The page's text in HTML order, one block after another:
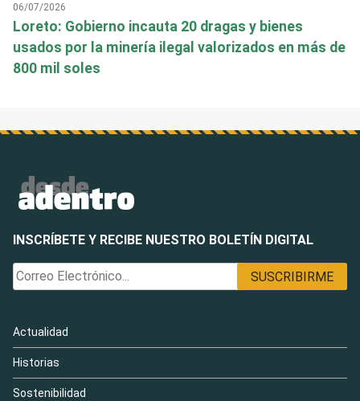
06/07/2026
Loreto: Gobierno incauta 20 dragas y bienes
usados por la minería ilegal valorizados en más de
800 mil soles
INSCRÍBETE Y RECIBE NUESTRO BOLETÍN DIGITAL
Actualidad
Historias
Sostenibilidad